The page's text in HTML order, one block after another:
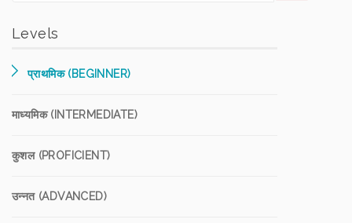
Levels
प्राथमिक (BEGINNER)
माध्यमिक (INTERMEDIATE)
कुशल (PROFICIENT)
उन्नत (ADVANCED)